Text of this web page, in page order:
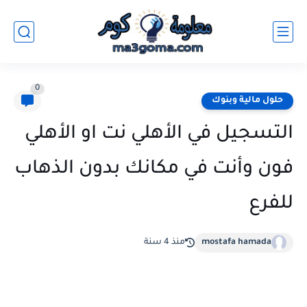
حلول مالية وبنوك
0
التسجيل في الأهلي نت او الأهلي
فون وأنت في مكانك بدون الذهاب
للفرع
mostafa hamada منذ 4 سنة